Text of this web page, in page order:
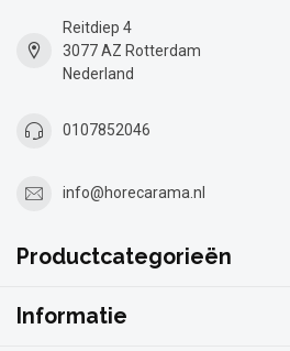
Reitdiep 4
3077 AZ Rotterdam
Nederland
0107852046
info@horecarama.nl
Productcategorieën
Informatie